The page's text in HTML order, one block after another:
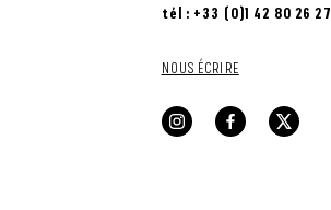
tél : +33 (0)1 42 80 26 27
NOUS ÉCRIRE